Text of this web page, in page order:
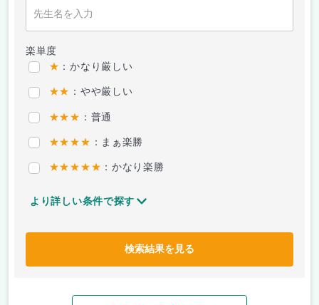
楽単度
★ ：かなり厳しい
★★ ：やや厳しい
★★★ ：普通
★★★★ ：まぁ楽勝
★★★★★ ：かなり楽勝
より詳しい条件で探す
検索結果を見る